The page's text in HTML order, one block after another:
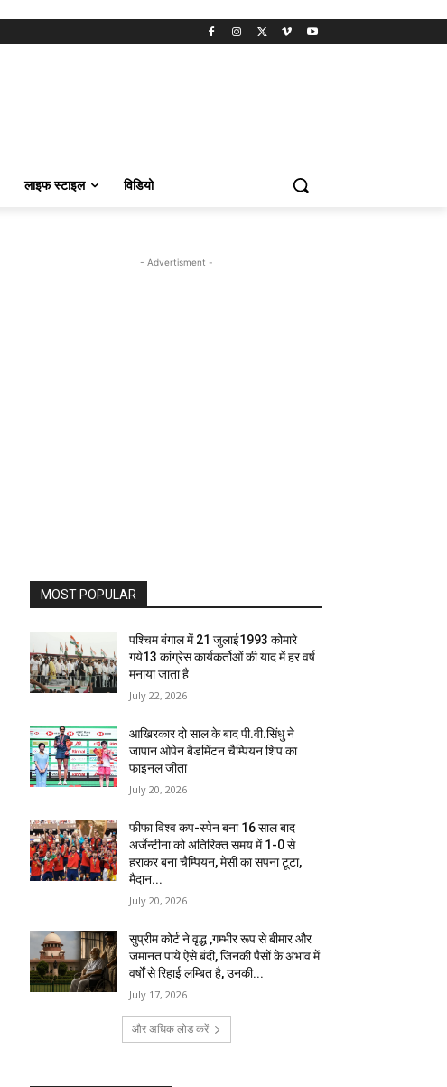
लाइफ स्टाइल विडियो
- Advertisment -
MOST POPULAR
पश्चिम बंगाल में 21 जुलाई1993 कोमारे
गये13 कांग्रेस कार्यकर्तोओं की याद में हर वर्ष
मनाया जाता है
July 22, 2026
आखिरकार दो साल के बाद पी.वी.सिंधु ने
जापान ओपेन बैडमिंटन चैम्पियन शिप का
फाइनल जीता
July 20, 2026
फीफा विश्व कप-स्पेन बना 16 साल बाद
अर्जेन्टीना को अतिरिक्त समय में 1-0 से
हराकर बना चैम्पियन, मेसी का सपना टूटा,
मैदान...
July 20, 2026
सुप्रीम कोर्ट ने वृद्ध ,गम्भीर रूप से बीमार और
जमानत पाये ऐसे बंदी, जिनकी पैसों के अभाव में
वर्षों से रिहाई लम्बित है, उनकी...
July 17, 2026
और अधिक लोड करें